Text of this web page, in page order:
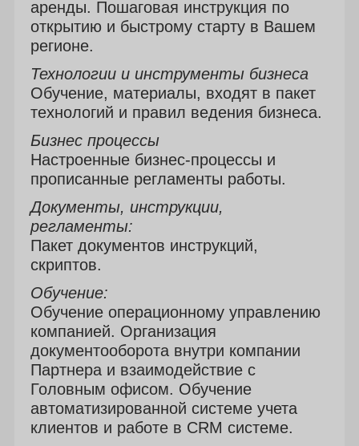
аренды. Пошаговая инструкция по
открытию и быстрому старту в Вашем
регионе.
Технологии и инструменты бизнеса
Обучение, материалы, входят в пакет
технологий и правил ведения бизнеса.
Бизнес процессы
Настроенные бизнес-процессы и
прописанные регламенты работы.
Документы, инструкции,
регламенты:
Пакет документов инструкций,
скриптов.
Обучение:
Обучение операционному управлению
компанией. Организация
документооборота внутри компании
Партнера и взаимодействие с
Головным офисом. Обучение
автоматизированной системе учета
клиентов и работе в CRM системе.